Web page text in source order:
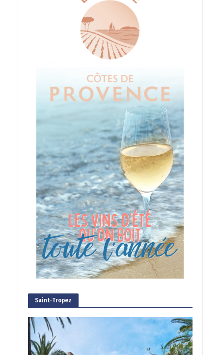
Saint-Tropez